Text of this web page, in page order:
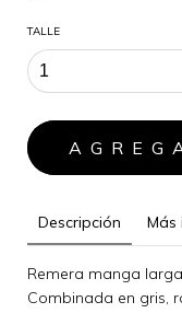
TALLE
Descripción Más
Remera manga
Combinada en gris,